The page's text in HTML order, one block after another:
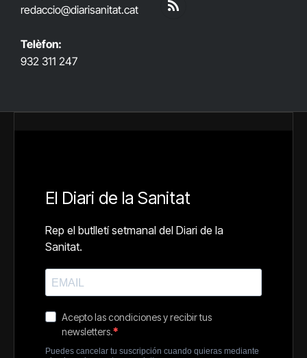
redaccio@diarisanitat.cat
Telèfon:
932 311 247
RSS